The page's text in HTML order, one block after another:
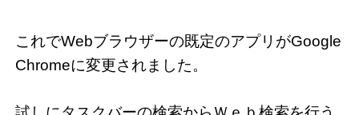
これでWebブラウザーの既定のアプリがGoogle
Chromeに変更されました。